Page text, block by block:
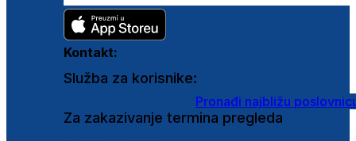
Kontakt:
Služba za korisnike:
Pronađi najbližu
Za zakazivanje termina pregleda